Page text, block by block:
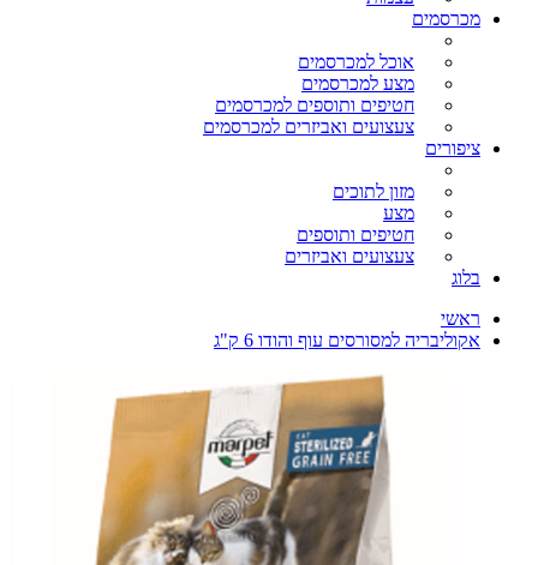
מכרסמים
אוכל למכרסמים
מצע למכרסמים
חטיפים ותוספים למכרסמים
צעצועים ואביזרים למכרסמים
ציפורים
מזון לתוכים
מצע
חטיפים ותוספים
צעצועים ואביזרים
בלוג
ראשי
אקוליבריה למסורסים עוף והודו 6 ק"ג